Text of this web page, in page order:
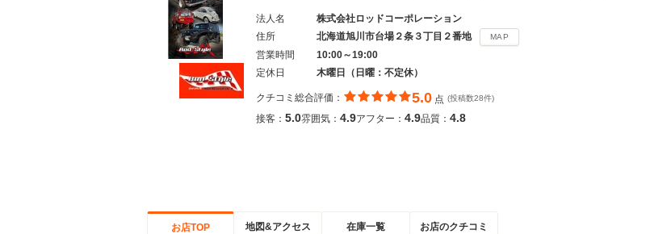
法人名
株式会社ロッドコーポレーション
住所
北海道旭川市台場２条３丁目２番地 MAP
営業時間
10:00～19:00
定休日
木曜日（日曜：不定休）
クチコミ総合評価： 5.0 点 (投稿数28件)
接客： 5.0雰囲気： 4.9アフター： 4.9品質： 4.8
お店TOP 地図&アクセス 在庫一覧 お店のクチコミ